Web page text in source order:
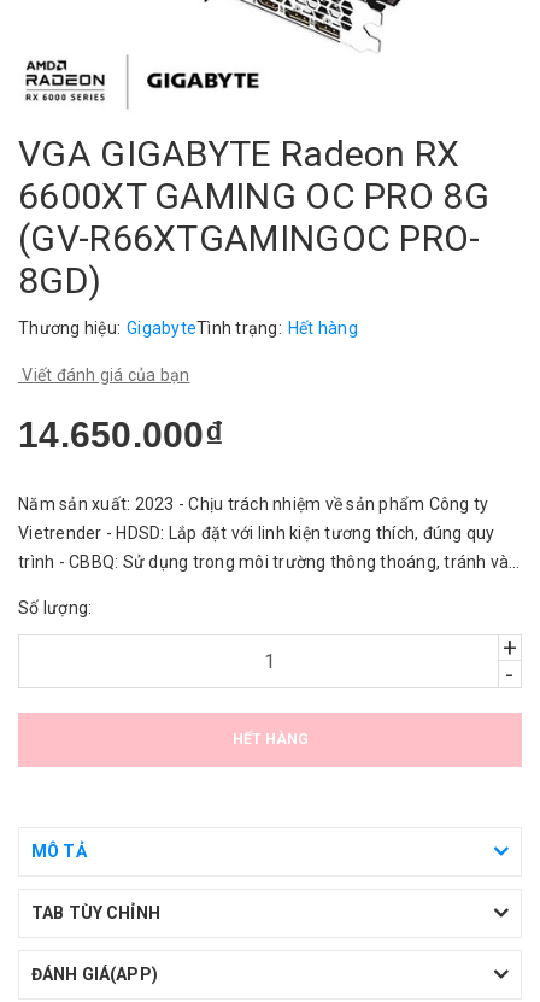
VGA GIGABYTE Radeon RX
6600XT GAMING OC PRO 8G
(GV-R66XTGAMINGOC PRO-
8GD)
Thương hiệu: GigabyteTình trạng: Hết hàng
Viết đánh giá của bạn
14.650.000₫
Năm sản xuất: 2023 - Chịu trách nhiệm về sản phẩm Công ty
Vietrender - HDSD: Lắp đặt với linh kiện tương thích, đúng quy
trình - CBBQ: Sử dụng trong môi trường thông thoáng, tránh vào
Số lượng:
+
-
HẾT HÀNG
MÔ TẢ
TAB TÙY CHỈNH
ĐÁNH GIÁ(APP)